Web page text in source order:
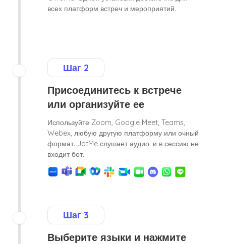
всех платформ встреч и мероприятий.
Шаг 2
Присоединитесь к встрече
или организуйте ее
Используйте Zoom, Google Meet, Teams,
Webex, любую другую платформу или очный
формат. JotMe слушает аудио, и в сессию не
входит бот.
Шаг 3
Выберите языки и нажмите